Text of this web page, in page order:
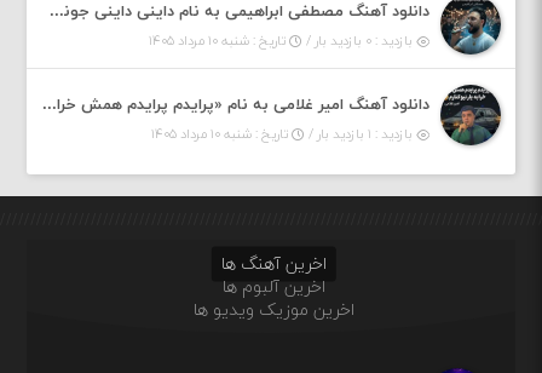
دانلود آهنگ مصطفی ابراهیمی به نام داینی داینی جونم قربون پنج تیر پرونم
بازدید : ۰ بازدید بار / تاریخ : شنبه ۱۰ مرداد ۱۴۰۵
دانلود آهنگ امیر غلامی به نام «پرایدم پرایدم همش خرابه یار نیو کنارم دیگه پولی نداروم (ریمیکس اینستاگرام)»
بازدید : ۱ بازدید بار / تاریخ : شنبه ۱۰ مرداد ۱۴۰۵
اخرین آهنگ ها
اخرین آلبوم ها
اخرین موزیک ویدیو ها